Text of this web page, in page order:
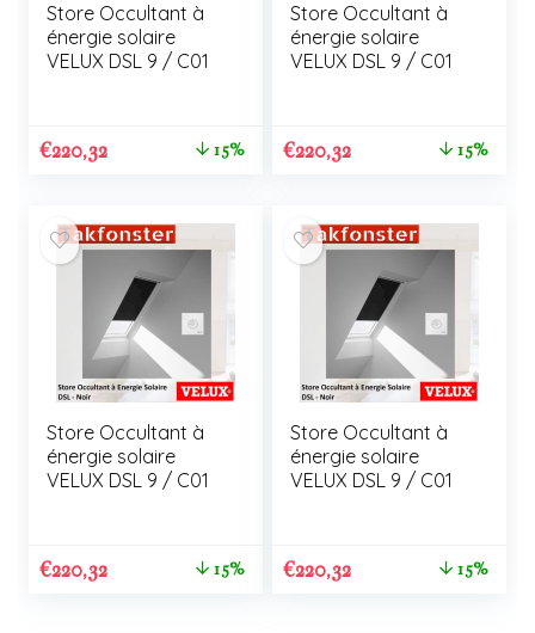
Store Occultant à
énergie solaire
VELUX DSL 9 / C01
€220,32 15%
Store Occultant à
énergie solaire
VELUX DSL 9 / C01
€220,32 15%
Store Occultant à
énergie solaire
VELUX DSL 9 / C01
€220,32 15%
Store Occultant à
énergie solaire
VELUX DSL 9 / C01
€220,32 15%